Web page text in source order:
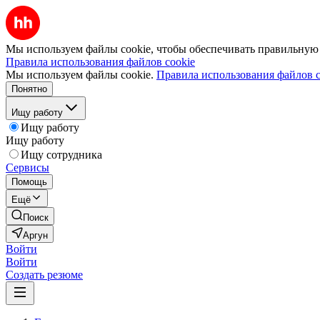
Мы используем файлы cookie, чтобы обеспечивать правильную
Правила использования файлов cookie
Мы используем файлы cookie. Правила использования файлов
Понятно
Ищу работу
Ищу работу
Ищу работу
Ищу сотрудника
Сервисы
Помощь
Ещё
Поиск
Аргун
Войти
Войти
Создать резюме